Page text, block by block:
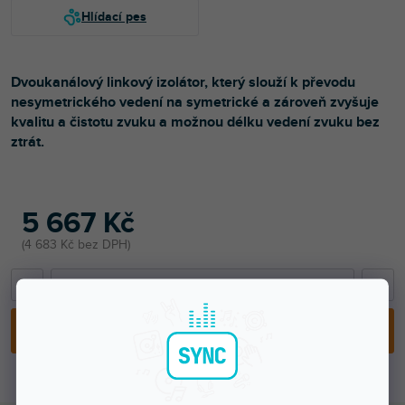
5 667 Kč
4 683 Kč bez DPH
+
−
PŘIDAT DO KOŠÍKU
Dvoukanálový linkový izolátor, který slouží k převodu
nesymetrického vedení na symetrické a zároveň zvyšuje
kvalitu a čistotu zvuku a možnou délku vedení zvuku bez
ztrát.